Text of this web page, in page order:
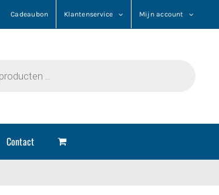
Cadeaubon Klantenservice Mijn account
Contact